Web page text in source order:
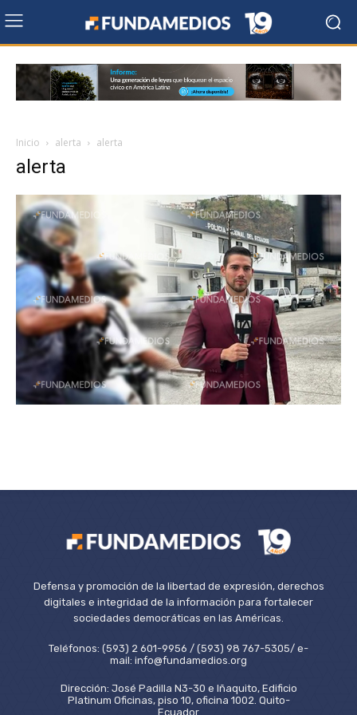
Inicio alerta alerta
alerta
Defensa y promoción de la libertad de expresión, derechos
digitales e integridad de la información para fortalecer
sociedades democráticas en las Américas.
Teléfonos: (593) 2 601-9956 / (593) 98 767-5305/ e-
mail: info@fundamedios.org
Dirección: José Padilla N3-30 e Iñaquito, Edificio
Platinum Oficinas, piso 10, oficina 1002. Quito-
Ecuador